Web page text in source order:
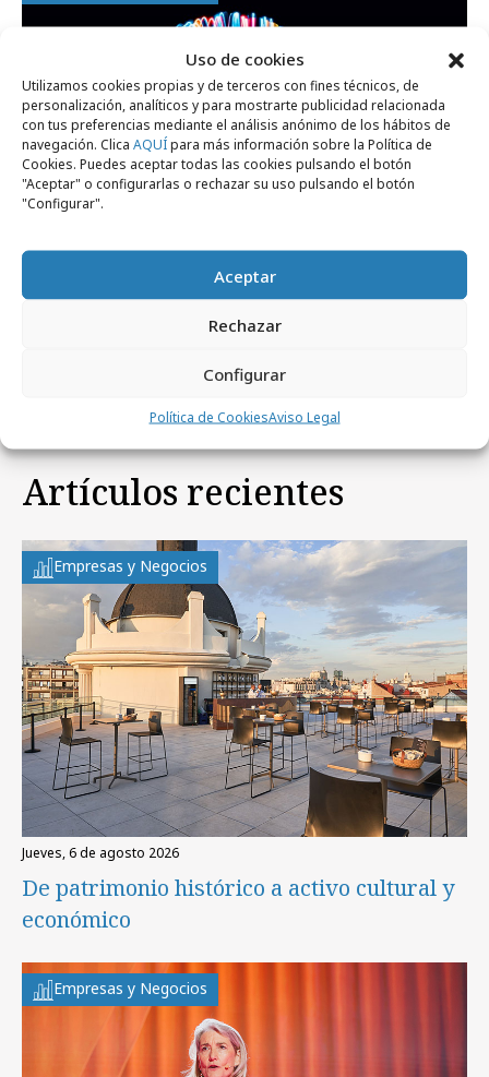
Uso de cookies
Utilizamos cookies propias y de terceros con fines técnicos, de
personalización, analíticos y para mostrarte publicidad relacionada
con tus preferencias mediante el análisis anónimo de los hábitos de
navegación. Clica AQUÍpara más información sobre la Política de
Cookies. Puedes aceptar todas las cookies pulsando el botón
"Aceptar" o configurarlas o rechazar su uso pulsando el botón
"Configurar".
Aceptar
Rechazar
Configurar
Política de CookiesAviso Legal
Kantar presenta su nuevo laboratorio de
inteligencia artificial
Artículos recientes
Empresas y Negocios
jueves, 6 de agosto 2026
De patrimonio histórico a activo cultural y
económico
Empresas y Negocios